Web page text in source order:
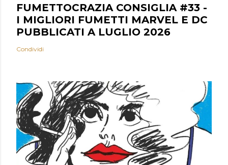
FUMETTOCRAZIA CONSIGLIA #33 -
I MIGLIORI FUMETTI MARVEL E DC
PUBBLICATI A LUGLIO 2026
Condividi